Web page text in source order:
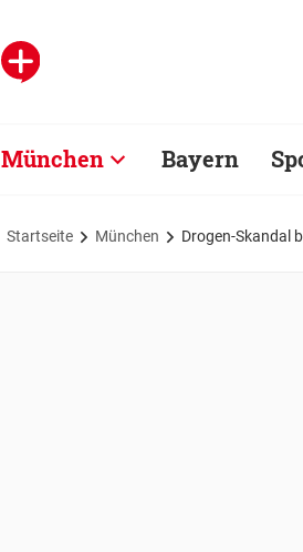
München Bayern
Startseite München Drogen-Skandal